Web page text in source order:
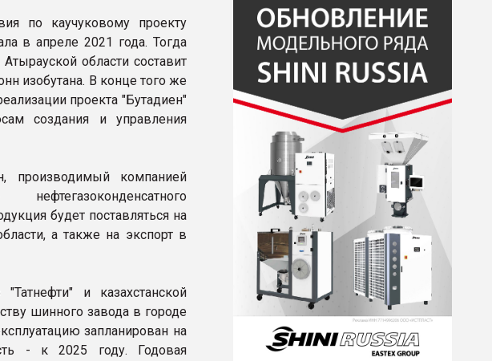
по каучуковому проекту
в апреле 2021 года. Тогда
области составит
изобутана. В конце того же
проекта "Бутадиен"
создания и управления
производимый компанией
будет поставляться на
а также на экспорт в
и казахстанской
шинного завода в городе
запланирован на
- к 2025 году. Годовая